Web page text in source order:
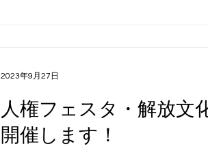
人権フェスタ・解放文
開催します！
2023年9月27日